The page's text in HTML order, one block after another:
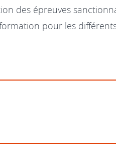
des épreuves
pour les